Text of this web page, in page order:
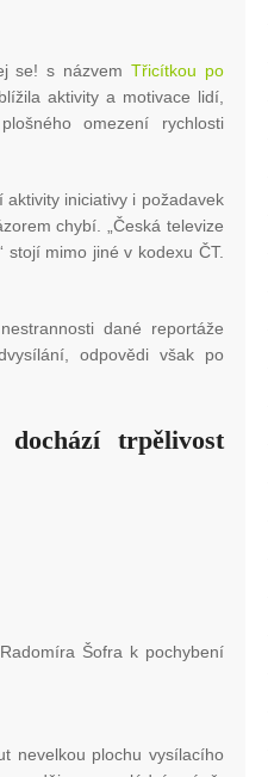
se! s názvem Třicítkou po
aktivity a motivace lidí,
omezení rychlosti
iniciativy i požadavek
chybí. „Česká televize
stojí mimo jiné v kodexu ČT.
dané reportáže
odpovědi však po
trpělivost
Šofra k pochybení
nevelkou plochu vysílacího